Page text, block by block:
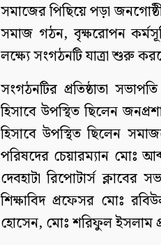
সমাজের পিছিয়ে পড়া
সমাজ গঠন, বৃক্ষরোপন
লক্ষ্যে সংগঠনটি যাত্রা শুরু
সংগঠনটির প্রতিষ্ঠাতা
হিসাবে উপস্থিত ছিলেন
হিসাবে উপস্থিত ছিলেন
পরিষদের চেয়ারম্যান মোঃ
দেবহাটা রিপোটার্স
শিক্ষাবিদ প্রফেসর মোঃ
হোসেন, মোঃ শরিফুল ইসলাম